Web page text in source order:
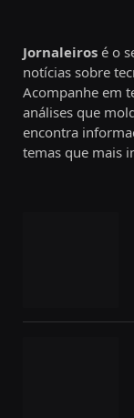
Jornaleiros é o
notícias sobre
Acompanhe em
análises que
encontra
temas que mais